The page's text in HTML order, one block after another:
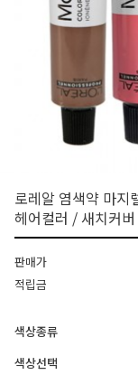
로레알 염색약 마지
헤어컬러 / 새치커
판매가
적립금
색상종류
색상선택